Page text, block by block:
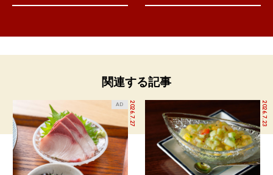
関連する記事
2026.7.27
AD 2026.7.23